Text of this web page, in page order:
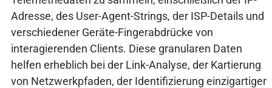
Adresse, des User-Agent-Strings, der ISP-Details und
verschiedener Geräte-Fingerabdrücke von
interagierenden Clients. Diese granularen Daten
helfen erheblich bei der Link-Analyse, der Kartierung
von Netzwerkpfaden, der Identifizierung einzigartiger